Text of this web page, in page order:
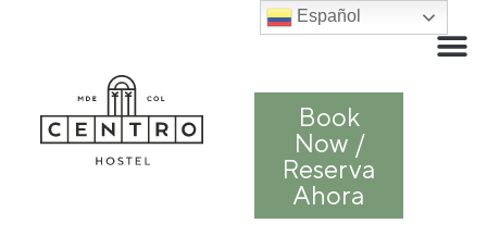
Book
Now /
Reserva
Ahora
Español